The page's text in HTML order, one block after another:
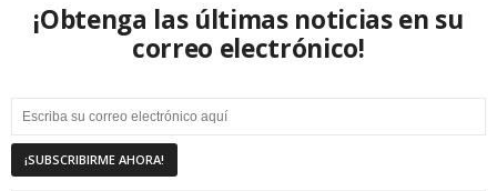
¡Obtenga las últimas noticias en su
correo electrónico!